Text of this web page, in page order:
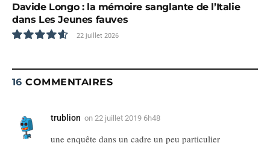
Davide Longo : la mémoire sanglante de l’Italie
dans Les Jeunes fauves
22 juillet 2026
16 COMMENTAIRES
trublion on 22 juillet 2019 6h48
une enquête dans un cadre un peu particulier